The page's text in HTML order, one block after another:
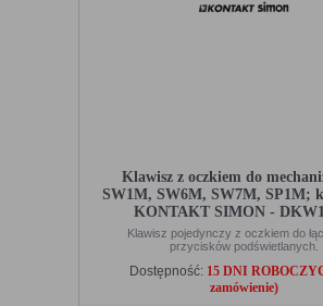
Klawisz z oczkiem do
SW1M, SW6M, SW7M, SP1M;
KONTAKT SIMON -
Klawisz pojedynczy z oczkiem do
przycisków podświetlanych.
Dostępność: 15 DNI
zamówienie)